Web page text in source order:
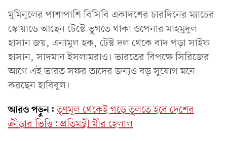
মুমিনুলের পাশাপাশি বিসিবি একাদশের চারদিনের ম্যাচের
স্কোয়াডে আছেন টেস্টে ভুগতে থাকা ওপেনার মাহমুদুল
হাসান জয়, এনামুল হক, টেস্ট দল থেকে বাদ পড়া সাইফ
হাসান, সাদমান ইসলামরাও। ভারতের বিপক্ষে সিরিজের
আগে এই ভারত সফর তাদের জন্যও বড় সুযোগ মনে
করছেন হাবিবুল।
আরও পড়ুন: তৃণমূল থেকেই গড়ে তুলতে হবে দেশের
ক্রীড়ার ভিত্তি: প্রতিমন্ত্রী মীর হেলাল